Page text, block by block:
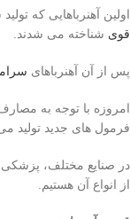
اولین آهنرباهایی که
قوی شناخته می شدند.‌
پس از آن آهنرباهای
امروزه با توجه به
فرمول های جدید تولید
در صنایع مختلف،
از انواع آن هستیم.